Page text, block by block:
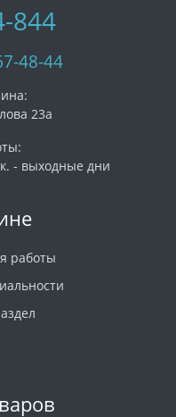
работы
844
48-44
23а
- выходные дни